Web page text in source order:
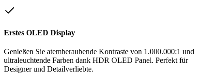
Erstes OLED Display
Genießen Sie atemberaubende Kontraste von 1.000.000:1 und
ultraleuchtende Farben dank HDR OLED Panel. Perfekt für
Designer und Detailverliebte.